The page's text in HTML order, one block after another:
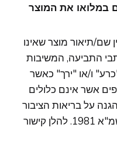
במלואו את המוצר
שם/תיאור מוצר שאינו
התביעה, המשיבות
ו/או "ירך" כאשר
אשר אינם כלולים
על בריאות הציבור